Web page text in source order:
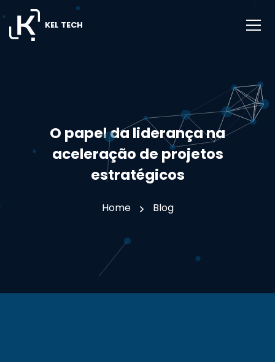
KEL TECH
O papel da liderança na
aceleração de projetos
estratégicos
Home Blog